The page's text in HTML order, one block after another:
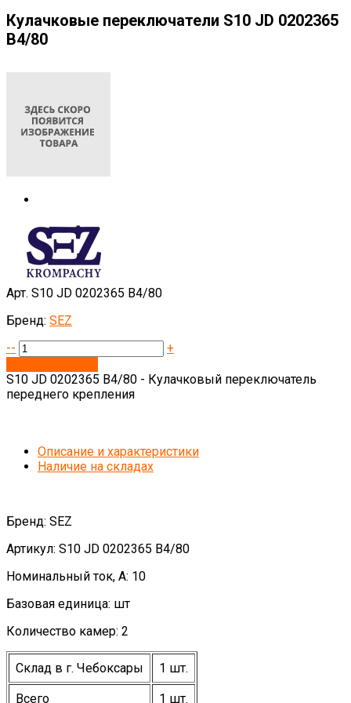
Кулачковые переключатели S10 JD 0202365
B4/80
Арт. S10 JD 0202365 B4/80
Бренд: SEZ
--
+
S10 JD 0202365 B4/80 - Кулачковый переключатель
переднего крепления
Описание и характеристики
Наличие на складах
Бренд: SEZ
Артикул: S10 JD 0202365 B4/80
Номинальный ток, А: 10
Базовая единица: шт
Количество камер: 2
Склад в г. Чебоксары 1 шт.
Всего 1 шт.